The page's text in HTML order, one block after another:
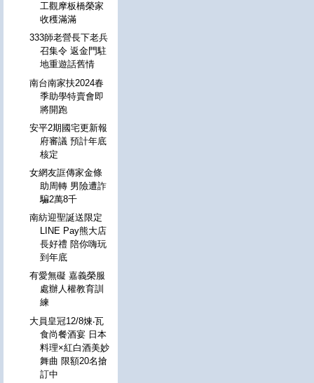
工觀摩板橋榮家
收穫滿滿
333師老營長下老兵
召集令 返金門駐
地重遊話舊情
南台南家扶2024春
季助學特賣會即
將開跑
安平2期國宅更新報
府審議 預計年底
核定
女網友誆傳家金條
助周轉 男險遭詐
騙2萬8千
南紡迎聖誕送限定
LINE Pay熊大店
長好禮 陪你嗨玩
到年底
有愛無礙 嘉義榮服
處辦人權教育訓
練
大員皇冠12/8煉‧瓦
食尚餐酒宴 日本
料理×紅白酒美妙
舞曲 限額20名搶
訂中